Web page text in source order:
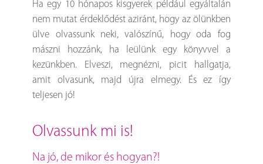
Ha egy 10 hónapos kisgyerek például egyáltalán
nem mutat érdeklődést aziránt, hogy az ölünkben
ülve olvassunk neki, valószínű, hogy oda fog
mászni hozzánk, ha leülünk egy könyvvel a
kezünkben. Elveszi, megnézni, picit hallgatja,
amit olvasunk, majd újra elmegy. És ez így
teljesen jó!
olvassunk mi is!
Na jó, de mikor és hogyan?!